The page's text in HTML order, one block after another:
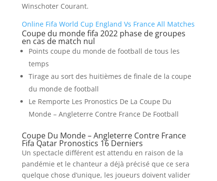
Winschoter Courant.
Online Fifa World Cup England Vs France All Matches
Coupe du monde fifa 2022 phase de groupes
en cas de match nul
Points coupe du monde de football de tous les
temps
Tirage au sort des huitièmes de finale de la coupe
du monde de football
Le Remporte Les Pronostics De La Coupe Du
Monde – Angleterre Contre France De Football
Coupe Du Monde – Angleterre Contre France
Fifa Qatar Pronostics 16 Derniers
Un spectacle différent est attendu en raison de la
pandémie et le chanteur a déjà précisé que ce sera
quelque chose d’unique, les joueurs doivent valider